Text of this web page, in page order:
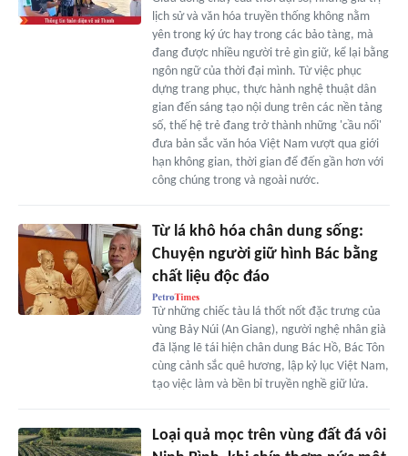
lịch sử và văn hóa truyền thống không nằm
yên trong ký ức hay trong các bảo tàng, mà
đang được nhiều người trẻ gìn giữ, kể lại bằng
ngôn ngữ của thời đại mình. Từ việc phục
dựng trang phục, thực hành nghệ thuật dân
gian đến sáng tạo nội dung trên các nền tảng
số, thế hệ trẻ đang trở thành những 'cầu nối'
đưa bản sắc văn hóa Việt Nam vượt qua giới
hạn không gian, thời gian để đến gần hơn với
công chúng trong và ngoài nước.
Từ lá khô hóa chân dung sống:
Chuyện người giữ hình Bác bằng
chất liệu độc đáo
Từ những chiếc tàu lá thốt nốt đặc trưng của
vùng Bảy Núi (An Giang), người nghệ nhân già
đã lặng lẽ tái hiện chân dung Bác Hồ, Bác Tôn
cùng cảnh sắc quê hương, lập kỷ lục Việt Nam,
tạo việc làm và bền bỉ truyền nghề giữ lửa.
Loại quả mọc trên vùng đất đá vôi